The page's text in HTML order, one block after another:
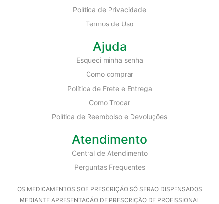
Política de Privacidade
Termos de Uso
Ajuda
Esqueci minha senha
Como comprar
Política de Frete e Entrega
Como Trocar
Política de Reembolso e Devoluções
Atendimento
Central de Atendimento
Perguntas Frequentes
OS MEDICAMENTOS SOB PRESCRIÇÃO SÓ SERÃO DISPENSADOS
MEDIANTE APRESENTAÇÃO DE PRESCRIÇÃO DE PROFISSIONAL